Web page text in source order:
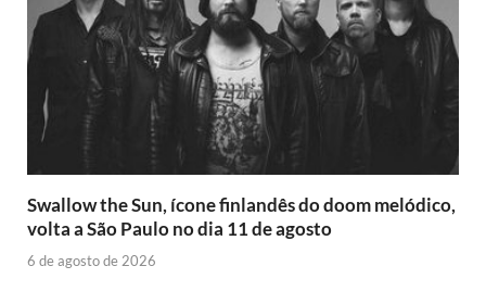
Swallow the Sun, ícone finlandês do doom melódico,
volta a São Paulo no dia 11 de agosto
6 de agosto de 2026